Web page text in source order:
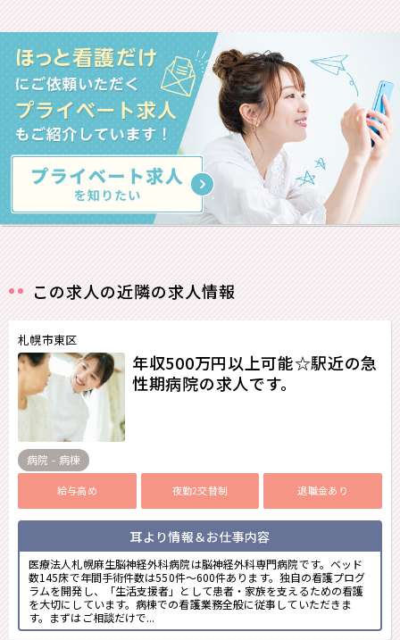
この求人の近隣の求人情報
札幌市東区
年収500万円以上可能☆駅近の急
性期病院の求人です。
病院 - 病棟
給与高め 夜勤2交替制 退職金あり
耳より情報＆お仕事内容
医療法人札幌麻生脳神経外科病院は脳神経外科専門病院です。ベッド
数145床で年間手術件数は550件～600件あります。独自の看護プログ
ラムを開発し、「生活支援者」として患者・家族を支えるための看護
を大切にしています。病棟での看護業務全般に従事していただきま
す。まずはご相談だけで...